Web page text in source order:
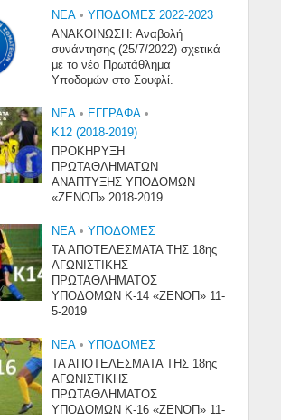
NEA • ΥΠΟΔΟΜΕΣ 2022-2023
ΑΝΑΚΟΙΝΩΣΗ: Αναβολή
συνάντησης (25/7/2022) σχετικά
με το νέο Πρωτάθλημα
Υποδομών στο Σουφλί.
NEA • ΕΓΓΡΑΦΑ •
Κ12 (2018-2019)
ΠΡΟΚΗΡΥΞΗ
ΠΡΩΤΑΘΛΗΜΑΤΩΝ
ΑΝΑΠΤΥΞΗΣ ΥΠΟΔΟΜΩΝ
«ΖΕΝΟΠ» 2018-2019
NEA • ΥΠΟΔΟΜΈΣ
ΤΑ ΑΠΟΤΕΛΕΣΜΑΤΑ ΤΗΣ 18ης
ΑΓΩΝΙΣΤΙΚΗΣ
ΠΡΩΤΑΘΛΗΜΑΤΟΣ
ΥΠΟΔΟΜΩΝ Κ-14 «ΖΕΝΟΠ» 11-
5-2019
NEA • ΥΠΟΔΟΜΈΣ
ΤΑ ΑΠΟΤΕΛΕΣΜΑΤΑ ΤΗΣ 18ης
ΑΓΩΝΙΣΤΙΚΗΣ
ΠΡΩΤΑΘΛΗΜΑΤΟΣ
ΥΠΟΔΟΜΩΝ Κ-16 «ΖΕΝΟΠ» 11-